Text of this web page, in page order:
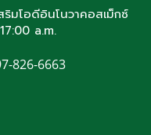
ริมโอดีอินโนวาคอสเม็กซ์
a.m.
826-6663